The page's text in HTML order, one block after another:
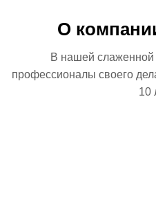
О
В нашей
профессионалы своего
10